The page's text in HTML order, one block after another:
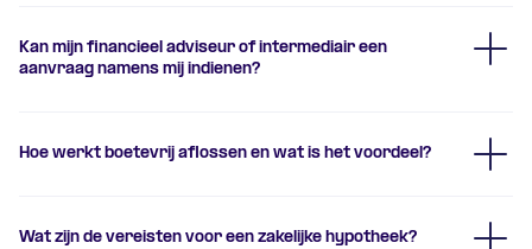
Kan mijn financieel adviseur of intermediair een
aanvraag namens mij indienen?
intermediairspagina
Hoe werkt boetevrij aflossen en wat is het voordeel?
Wat zijn de vereisten voor een zakelijke hypotheek?